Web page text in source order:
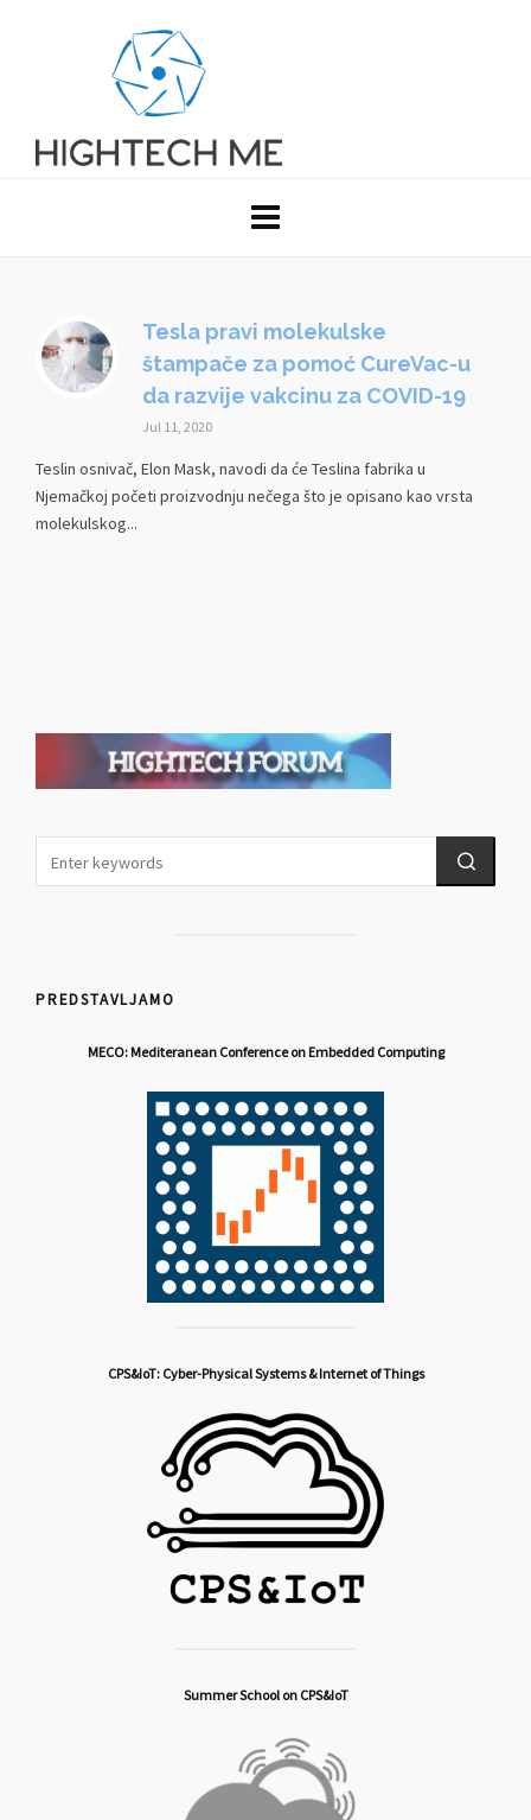
Tesla pravi molekulske
štampače za pomoć CureVac-u
da razvije vakcinu za COVID-19
Jul 11, 2020
Teslin osnivač, Elon Mask, navodi da će Teslina fabrika u
Njemačkoj početi proizvodnju nečega što je opisano kao vrsta
molekulskog...
PREDSTAVLJAMO
MECO: Mediteranean Conference on Embedded Computing
CPS&IoT: Cyber-Physical Systems & Internet of Things
Summer School on CPS&IoT